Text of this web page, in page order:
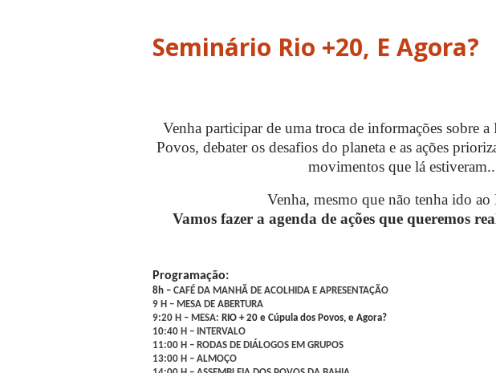
Seminário Rio +20, E Agora?
Venha participar de uma troca de informações sobre
Povos, debater os desafios doplaneta e as ações
movimentos que lá estiveram..
Venha, mesmo que não tenha ido
Vamos fazer a agenda de ações que queremos
Programação:
8h – CAFÉ DA MANHÃ DE ACOLHIDA E APRESENTAÇÃO
9 H – MESA DE ABERTURA
9:20 H – MESA: RIO + 20 e Cúpula dos Povos, e Agora?
10:40 H – INTERVALO
11:00 H – RODAS DE DIÁLOGOS EM GRUPOS
13:00 H – ALMOÇO